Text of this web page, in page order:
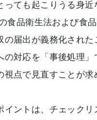
っても起こりうる身近
食品衛生法および食
の届出が義務化された
の対応を「事後処理」
視点で見直すことが求
イントは、チェックリ